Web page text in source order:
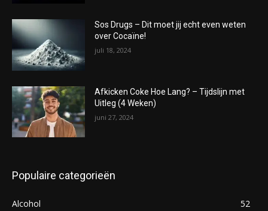
Sos Drugs – Dit moet jij echt even weten
over Cocaïne!
juli 18, 2024
Afkicken Coke Hoe Lang? – Tijdslijn met
Uitleg (4 Weken)
juni 27, 2024
Populaire categorieën
Alcohol
52